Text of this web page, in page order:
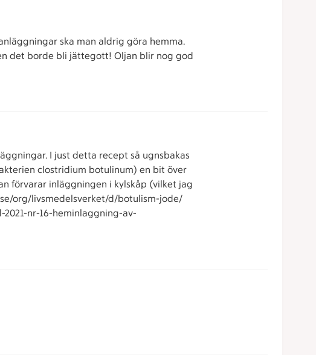
ska man aldrig göra hemma.
det borde bli jättegott! Oljan blir nog god
I just detta recept så ugnsbakas
clostridium botulinum) en bit över
förvarar inläggningen i kylskåp (vilket jag
org/livsmedelsverket/d/botulism-jode/
nr-16-heminlaggning-av-